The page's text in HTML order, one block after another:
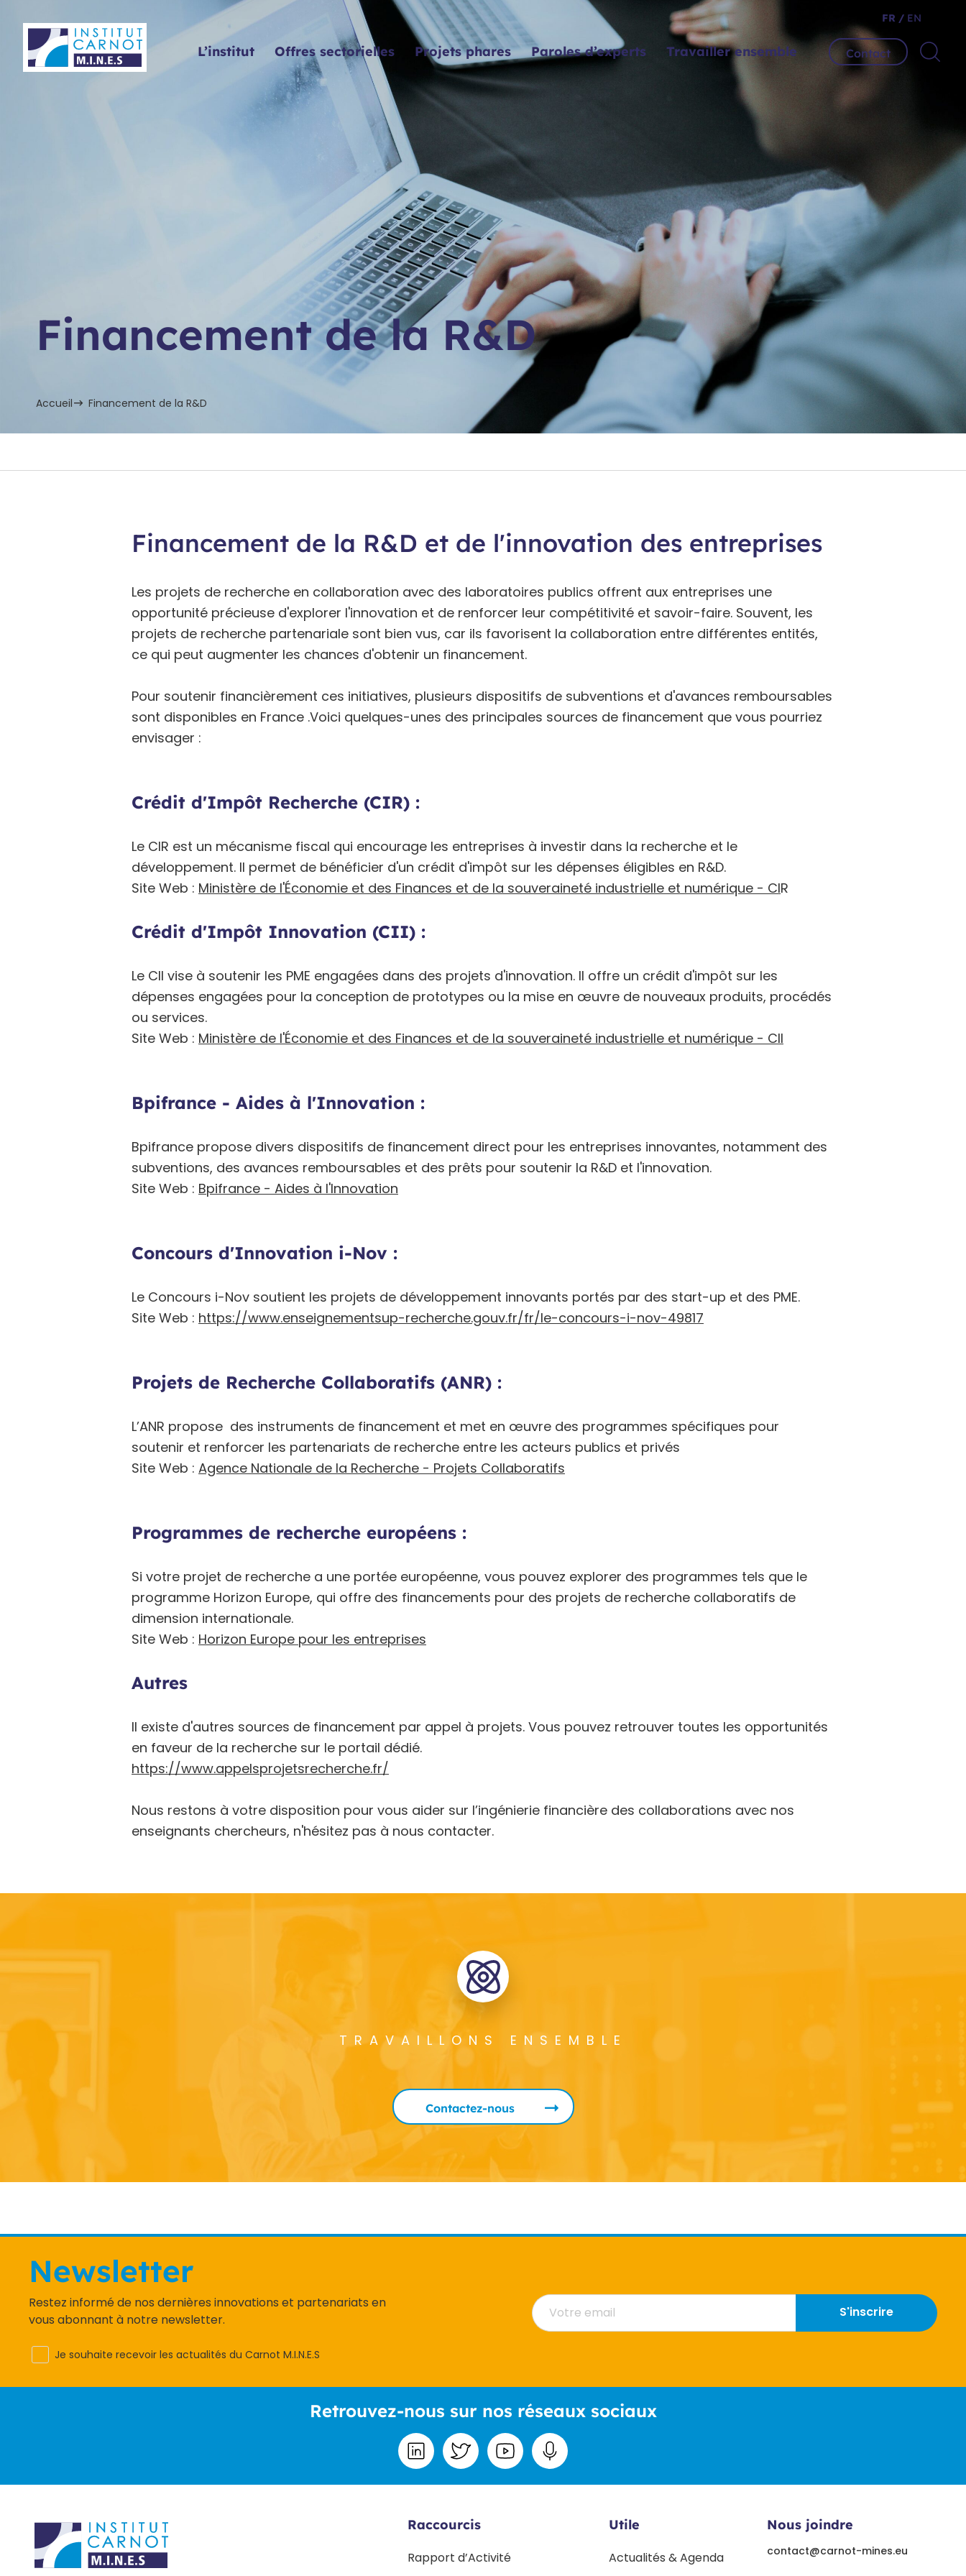
L’institut Offres sectorielles Projets phares Paroles d’experts Travailler ensemble Contact
FR / EN
Financement de la R&D
Accueil Financement de la R&D
Financement de la R&D et de l'innovation des entreprises
Les projets de recherche en collaboration avec des laboratoires publics offrent aux entreprises une
opportunité précieuse d'explorer l'innovation et de renforcer leur compétitivité et savoir-faire. Souvent, les
projets de recherche partenariale sont bien vus, car ils favorisent la collaboration entre différentes entités,
ce qui peut augmenter les chances d'obtenir un financement.
Pour soutenir financièrement ces initiatives, plusieurs dispositifs de subventions et d'avances remboursables
sont disponibles en France .Voici quelques-unes des principales sources de financement que vous pourriez
envisager :
Crédit d'Impôt Recherche (CIR) :
Le CIR est un mécanisme fiscal qui encourage les entreprises à investir dans la recherche et le
développement. Il permet de bénéficier d'un crédit d'impôt sur les dépenses éligibles en R&D.
Site Web : Ministère de l'Économie et des Finances et de la souveraineté industrielle et numérique - CIR
Crédit d'Impôt Innovation (CII) :
Le CII vise à soutenir les PME engagées dans des projets d'innovation. Il offre un crédit d'impôt sur les
dépenses engagées pour la conception de prototypes ou la mise en œuvre de nouveaux produits, procédés
ou services.
Site Web : Ministère de l'Économie et des Finances et de la souveraineté industrielle et numérique - CII
Bpifrance - Aides à l'Innovation :
Bpifrance propose divers dispositifs de financement direct pour les entreprises innovantes, notamment des
subventions, des avances remboursables et des prêts pour soutenir la R&D et l'innovation.
Site Web : Bpifrance - Aides à l'Innovation
Concours d'Innovation i-Nov :
Le Concours i-Nov soutient les projets de développement innovants portés par des start-up et des PME.
Site Web : https://www.enseignementsup-recherche.gouv.fr/fr/le-concours-i-nov-49817
Projets de Recherche Collaboratifs (ANR) :
L’ANR propose des instruments de financement et met en œuvre des programmes spécifiques pour
soutenir et renforcer les partenariats de recherche entre les acteurs publics et privés
Site Web : Agence Nationale de la Recherche - Projets Collaboratifs
Programmes de recherche européens :
Si votre projet de recherche a une portée européenne, vous pouvez explorer des programmes tels que le
programme Horizon Europe, qui offre des financements pour des projets de recherche collaboratifs de
dimension internationale.
Site Web : Horizon Europe pour les entreprises
Autres
Il existe d'autres sources de financement par appel à projets. Vous pouvez retrouver toutes les opportunités
en faveur de la recherche sur le portail dédié.
https://www.appelsprojetsrecherche.fr/
Nous restons à votre disposition pour vous aider sur l’ingénierie financière des collaborations avec nos
enseignants chercheurs, n'hésitez pas à nous contacter.
TRAVAILLONS ENSEMBLE
Contactez-nous
Newsletter
Restez informé de nos dernières innovations et partenariats en
vous abonnant à notre newsletter.
S'inscrire
Je souhaite recevoir les actualités du Carnot M.I.N.E.S
Retrouvez-nous sur nos réseaux sociaux
Raccourcis
Rapport d’Activité
Utile
Actualités & Agenda
Nous joindre
contact@carnot-mines.eu